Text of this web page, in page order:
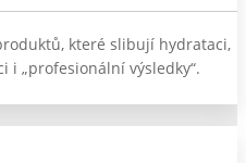
které slibují hydrataci,
i „profesionální výsledky“.